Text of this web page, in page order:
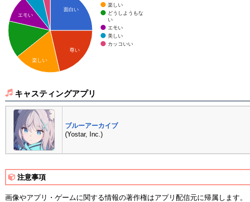
楽しい
どうしようもな
い
エモい
美しい
カッコいい
面白い
尊い
エモい
楽しい
キャスティングアプリ
ブルーアーカイブ
(Yostar, Inc.)
注意事項
画像やアプリ・ゲームに関する情報の著作権はアプリ配信元に帰属します。